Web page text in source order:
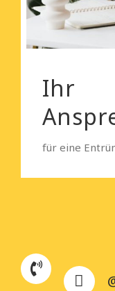
Ihr
für eine